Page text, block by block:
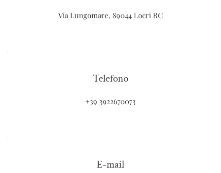
Via Lungomare, 89044 Locri RC
Telefono
+39 3922670073
E-mail